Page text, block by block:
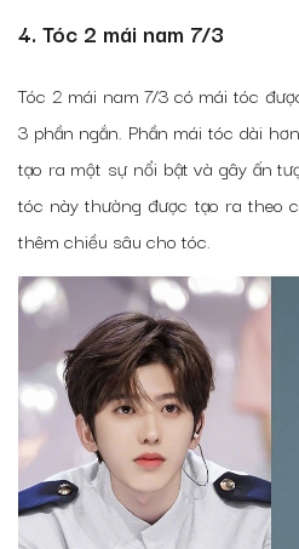
4. Tóc 2 mái nam 7/3
Tóc 2 mái nam 7/3 có mái tóc
3 phần ngắn. Phần mái tóc dài
tạo ra một sự nổi bật và gây ấn
tóc này thường được tạo ra theo
thêm chiều sâu cho tóc.